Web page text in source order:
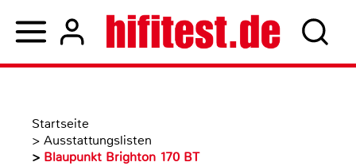
Startseite
> Ausstattungslisten
> Blaupunkt Brighton 170 BT